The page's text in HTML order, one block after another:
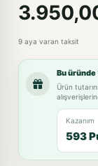
9 aya varan taksit
Bu üründe
Ürün
Kazanım
593